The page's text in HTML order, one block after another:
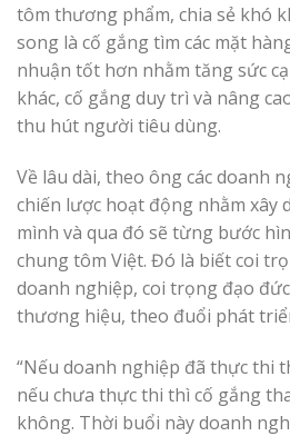
tôm thương phẩm, chia sẻ khó
song là cố gắng tìm các mặt
nhuận tốt hơn nhằm tăng sức
khác, cố gắng duy trì và nâng
thu hút người tiêu dùng.
Về lâu dài, theo ông các doanh
chiến lược hoạt động nhằm xây
mình và qua đó sẽ từng bước
chung tôm Việt. Đó là biết coi
doanh nghiệp, coi trọng đạo
thương hiệu, theo đuổi phát
“Nếu doanh nghiệp đã thực thi
nếu chưa thực thi thì cố gắng
không. Thời buổi này doanh